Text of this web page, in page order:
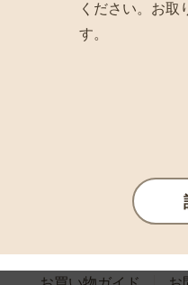
ください。お取
す。